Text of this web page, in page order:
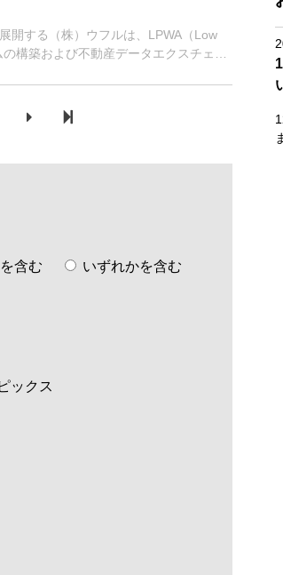
開する（株）ウフルは、LPWA（Low
構築および不動産データエクスチェン
含む いずれかを含む
ックス